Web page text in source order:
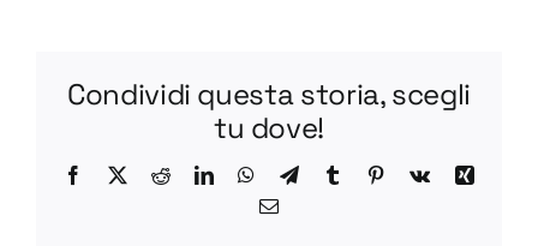
Condividi questa storia, scegli
tu dove!
Facebook
X RedditLinkedInWhatsApp
TelegramTumblr Pinterest
Vk
Xing
Email